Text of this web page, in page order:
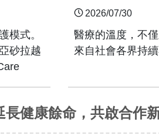
模式。
砂拉越
工智慧
AI護理
2026/07/30
醫療的溫度，不
來自社會各界持
健康餘命，共啟合作